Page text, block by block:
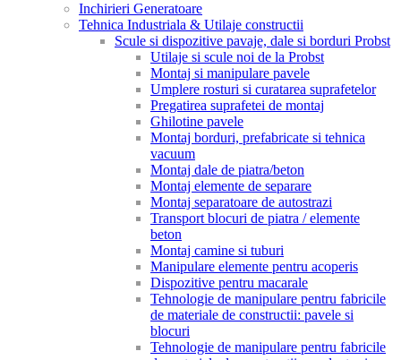
Inchirieri Generatoare
Tehnica Industriala & Utilaje constructii
Scule si dispozitive pavaje, dale si borduri Probst
Utilaje si scule noi de la Probst
Montaj si manipulare pavele
Umplere rosturi si curatarea suprafetelor
Pregatirea suprafetei de montaj
Ghilotine pavele
Montaj borduri, prefabricate si tehnica
vacuum
Montaj dale de piatra/beton
Montaj elemente de separare
Montaj separatoare de autostrazi
Transport blocuri de piatra / elemente
beton
Montaj camine si tuburi
Manipulare elemente pentru acoperis
Dispozitive pentru macarale
Tehnologie de manipulare pentru fabricile
de materiale de constructii: pavele si
blocuri
Tehnologie de manipulare pentru fabricile